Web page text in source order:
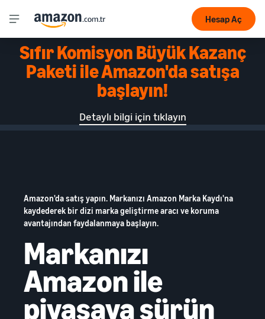
Hesap Aç
Sıfır Komisyon Büyük Kazanç
Paketi ile Amazon'da satışa
başlayın!
Detaylı bilgi için tıklayın
Amazon'da satış yapın. Markanızı Amazon Marka Kaydı'na
kaydederek bir dizi marka geliştirme aracı ve koruma
avantajından faydalanmaya başlayın.
Markanızı
Amazon ile
piyasaya sürün